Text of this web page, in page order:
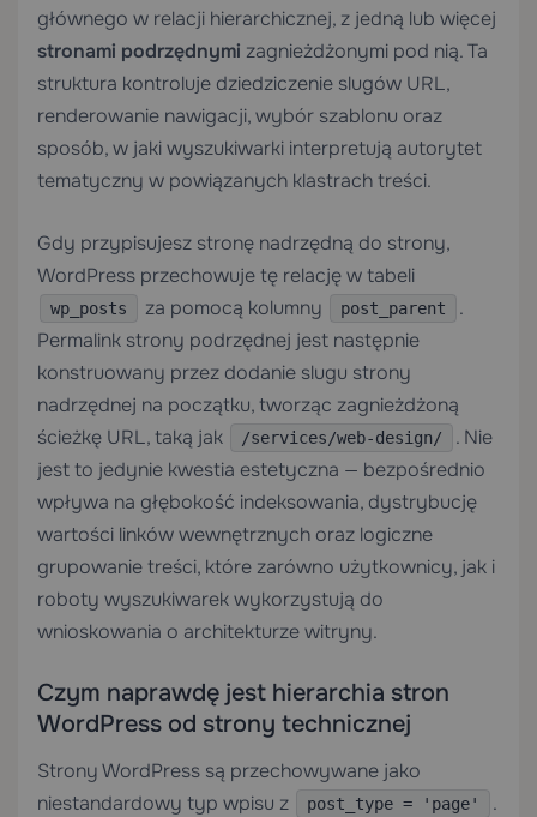
głównego w relacji hierarchicznej, z jedną lub więcej
stronami podrzędnymi zagnieżdżonymi pod nią. Ta
struktura kontroluje dziedziczenie slugów URL,
renderowanie nawigacji, wybór szablonu oraz
sposób, w jaki wyszukiwarki interpretują autorytet
tematyczny w powiązanych klastrach treści.
Gdy przypisujesz stronę nadrzędną do strony,
WordPress przechowuje tę relację w tabeli
wp_posts za pomocą kolumny post_parent
.
Permalink strony podrzędnej jest następnie
konstruowany przez dodanie slugu strony
nadrzędnej na początku, tworząc zagnieżdżoną
ścieżkę URL, taką jak
/services/web-design/
. Nie
jest to jedynie kwestia estetyczna — bezpośrednio
wpływa na głębokość indeksowania, dystrybucję
wartości linków wewnętrznych oraz logiczne
grupowanie treści, które zarówno użytkownicy, jak i
roboty wyszukiwarek wykorzystują do
wnioskowania o architekturze witryny.
Czym naprawdę jest hierarchia stron
WordPress od strony technicznej
Strony WordPress są przechowywane jako
niestandardowy typ wpisu z
post_type = 'page'
.